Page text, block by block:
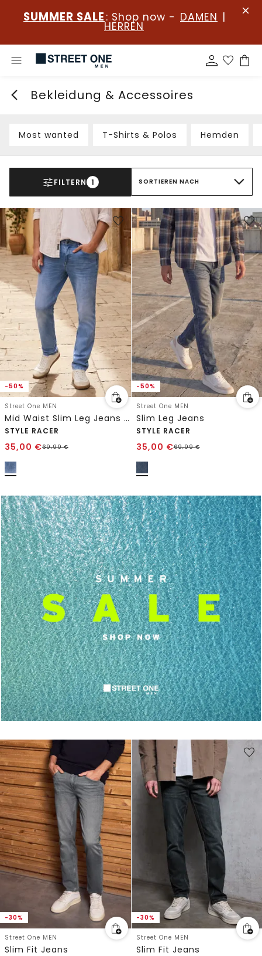
SUMMER SALE : Shop now - DAMEN |
HERREN
Bekleidung & Accessoires
Most wanted T-Shirts & Polos Hemden
FILTERN 1 SORTIEREN NACH
-50%
Street One MEN
Mid Waist Slim Leg Jeans im Slim Fit
STYLE RACER
35,00 €69,99€
-50%
Street One MEN
Slim Leg Jeans
STYLE RACER
35,00 €69,99€
-30%
Street One MEN
Slim Fit Jeans
-30%
Street One MEN
Slim Fit Jeans